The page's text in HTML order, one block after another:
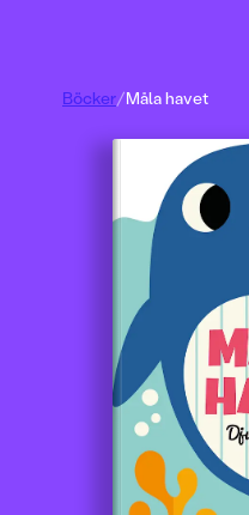
Böcker/Måla havet